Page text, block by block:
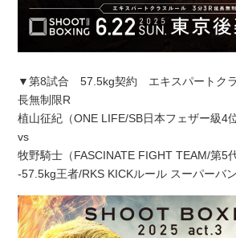
▼第8試合 57.5kg契約 エキスパートク
長無制限R
植山征紀（ONE LIFE/SB日本フェザー級4位
vs
牧野騎士（FASCINATE FIGHT TEAM/第5
-57.5kg王者/RKS KICKルール スーパーバ